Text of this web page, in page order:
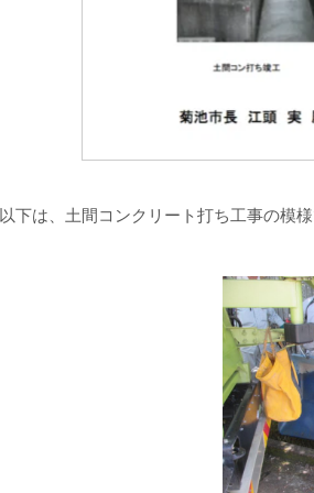
以下は、土間コンクリート打ち工事の模